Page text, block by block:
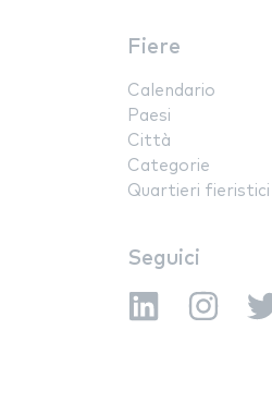
Fiere
Calendario
Paesi
Città
Categorie
Quartieri fieristici
Seguici